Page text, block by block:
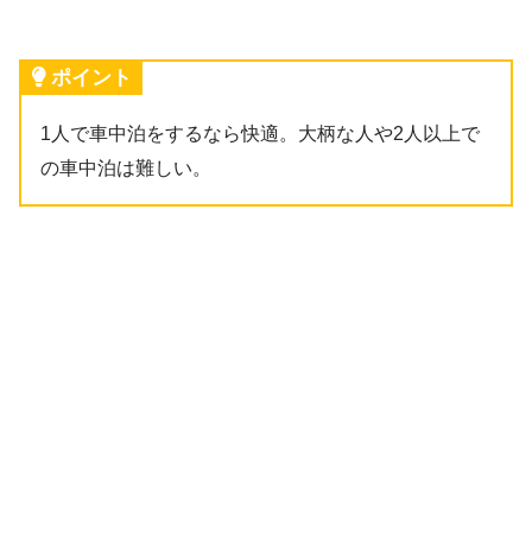
ポイント
1人で車中泊をするなら快適。大柄な人や2人以上で
の車中泊は難しい。